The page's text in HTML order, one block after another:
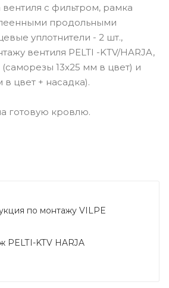
с фильтром, рамка
продольными
уплотнители - 2 шт.,
вентиля PELTI -KTV/HARJA,
13x25 мм в цвет) и
цвет + насадка).
готовую кровлю.
по монтажу VILPE
PELTI-KTV HARJA